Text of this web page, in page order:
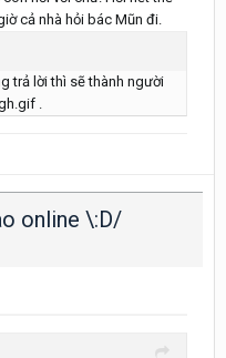
cả nhà hỏi bác Mũn đi.
trả lời thì sẽ thành người
.
online \:D/